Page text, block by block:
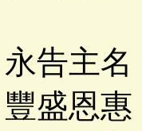
告主
盛恩